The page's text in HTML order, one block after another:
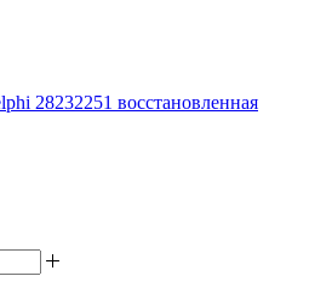
28232251 восстановленная